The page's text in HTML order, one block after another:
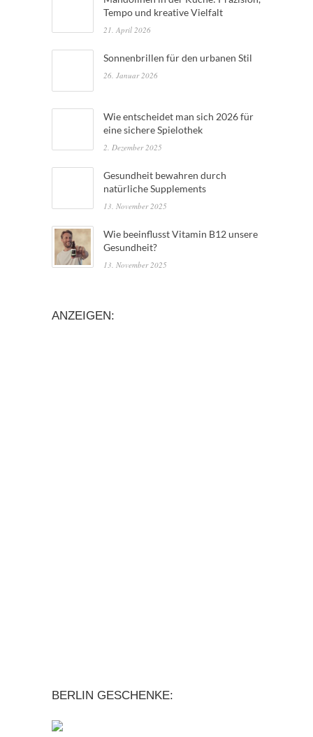
Tempo und kreative Vielfalt
21. April 2026
Sonnenbrillen für den urbanen Stil
26. Januar 2026
Wie entscheidet man sich 2026 für
eine sichere Spielothek
2. Dezember 2025
Gesundheit bewahren durch
natürliche Supplements
13. November 2025
Wie beeinflusst Vitamin B12 unsere
Gesundheit?
13. November 2025
ANZEIGEN:
BERLIN GESCHENKE: